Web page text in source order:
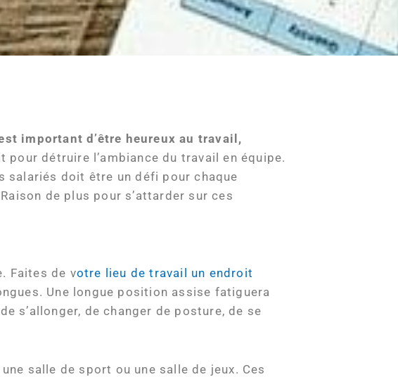
important d’être heureux au travail,
pour détruire l’ambiance du travail en équipe.
salariés doit être un défi pour chaque
de plus pour s’attarder sur ces
Faites de votre lieu de travail un endroit
Une longue position assise fatiguera
s’allonger, de changer de posture, de se
salle de sport ou une salle de jeux. Ces